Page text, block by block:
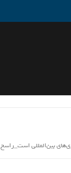
بین‌المللی است_راسخ